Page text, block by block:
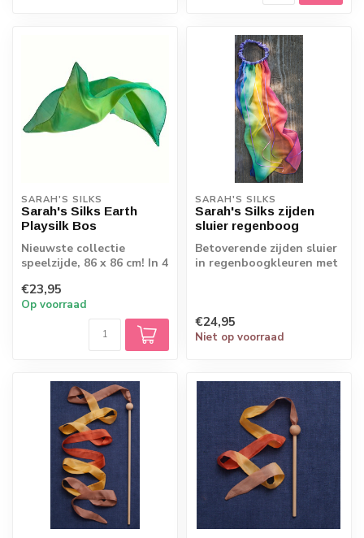
SARAH'S SILKS
Sarah's Silks Earth
Playsilk Bos
Nieuwste collectie
speelzijde, 86 x 86 cm! In 4
€23,95
Op voorraad
SARAH'S SILKS
Sarah's Silks zijden
sluier regenboog
Betoverende zijden sluier
in regenboogkleuren met
€24,95
Niet op voorraad